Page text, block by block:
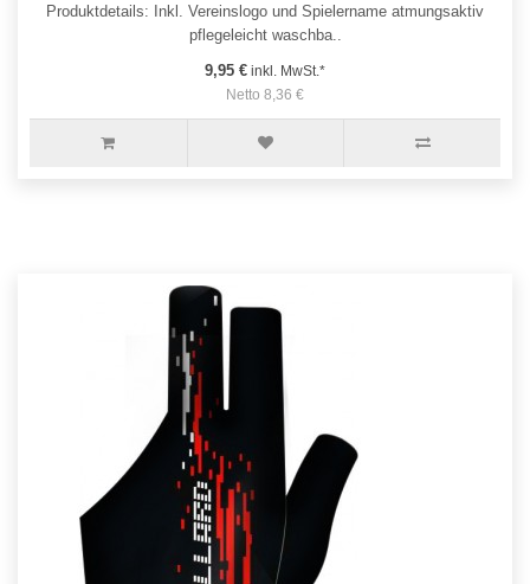
Produktdetails: Inkl. Vereinslogo und Spielername atmungsaktiv
pflegeleicht waschba..
9,95 € inkl. MwSt.*
Netto 8,36 €